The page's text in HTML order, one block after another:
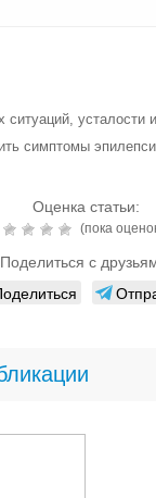
ситуаций, усталости
симптомы
Оценка статьи:
(пока
Поделиться с